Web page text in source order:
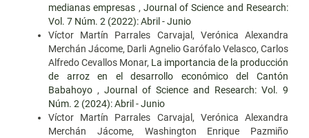
medianas empresas , Journal of Science and Research:
Vol. 7 Núm. 2 (2022): Abril - Junio
Víctor Martín Parrales Carvajal, Verónica Alexandra
Merchán Jácome, Darli Agnelio Garófalo Velasco, Carlos
Alfredo Cevallos Monar, La importancia de la producción
de arroz en el desarrollo económico del Cantón
Babahoyo , Journal of Science and Research: Vol. 9
Núm. 2 (2024): Abril - Junio
Víctor Martín Parrales Carvajal, Verónica Alexandra
Merchán Jácome, Washington Enrique Pazmiño